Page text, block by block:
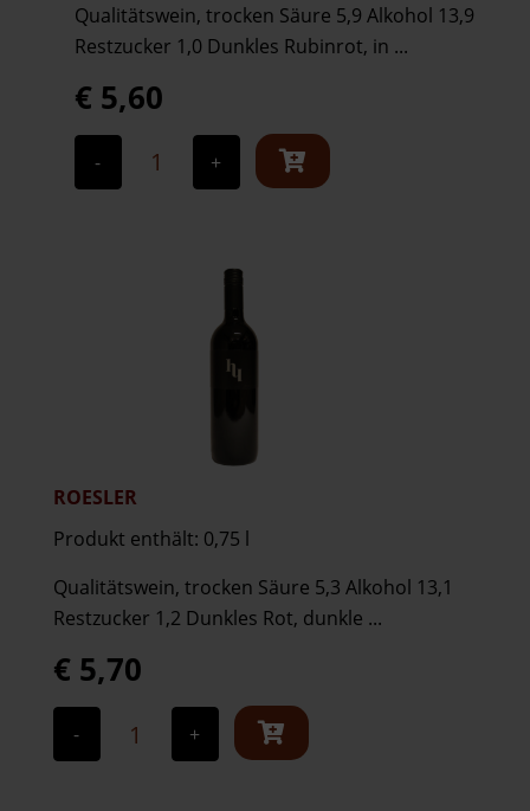
Qualitätswein, trocken Säure 5,9 Alkohol 13,9
Restzucker 1,0 Dunkles Rubinrot, in ...
€5,60
-
Blaufränkisch
2018
Menge +
ROESLER
Produkt enthält: 0,75 l
Qualitätswein, trocken Säure 5,3 Alkohol 13,1
Restzucker 1,2 Dunkles Rot, dunkle ...
€5,70
- Menge +